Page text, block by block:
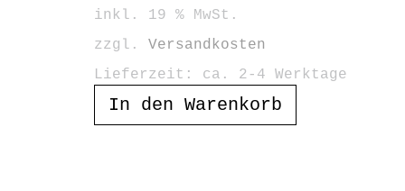
inkl. 19 % MwSt.
zzgl. Versandkosten
Lieferzeit: ca. 2-4 Werktage
In den Warenkorb